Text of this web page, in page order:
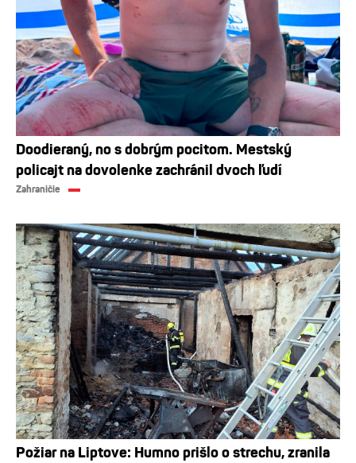
Doodieraný, no s dobrým pocitom. Mestský
policajt na dovolenke zachránil dvoch ľudí
Zahraničie
Požiar na Liptove: Humno prišlo o strechu, zranila